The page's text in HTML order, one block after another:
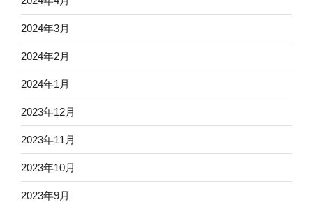
2024年3月
2024年2月
2024年1月
2023年12月
2023年11月
2023年10月
2023年9月